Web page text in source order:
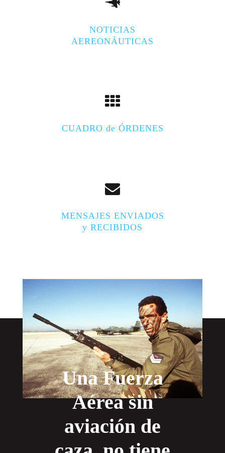
NOTICIAS
AEREONÁUTICAS
CUADRO de ÓRDENES
MENSAJES ENVIADOS
y RECIBIDOS
Una Fuerza
Aérea sin
aviación de